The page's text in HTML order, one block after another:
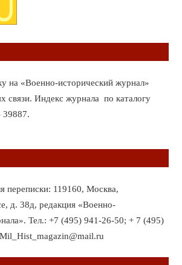
на «Военно-исторический журнал»
связи. Индекс журнала по каталогу
39887.
переписки: 119160, Москва,
д. 38д, редакция «Военно-
Тел.: +7 (495) 941-26-50; + 7 (495)